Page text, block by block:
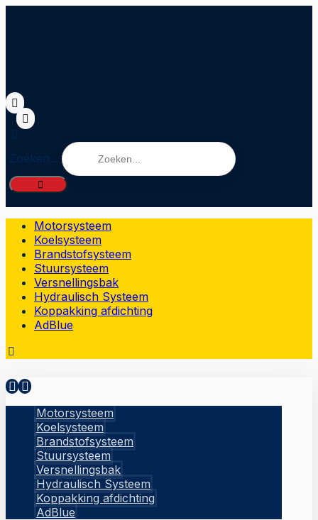
Zoeken...
Motorsysteem
Koelsysteem
Brandstofsysteem
Stuursysteem
Versnellingsbak
Hydraulisch Systeem
Koppakking afdichting
AdBlue
Motorsysteem
Koelsysteem
Brandstofsysteem
Stuursysteem
Versnellingsbak
Hydraulisch Systeem
Koppakking afdichting
AdBlue